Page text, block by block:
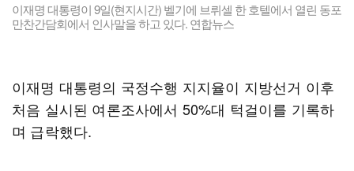
이재명 대통령이 9일(현지시간) 벨기에 브뤼셀 한 호텔에서 열린 동포
만찬간담회에서 인사말을 하고 있다. 연합뉴스
이재명 대통령의 국정수행 지지율이 지방선거 이후
처음 실시된 여론조사에서 50%대 턱걸이를 기록하
며 급락했다.